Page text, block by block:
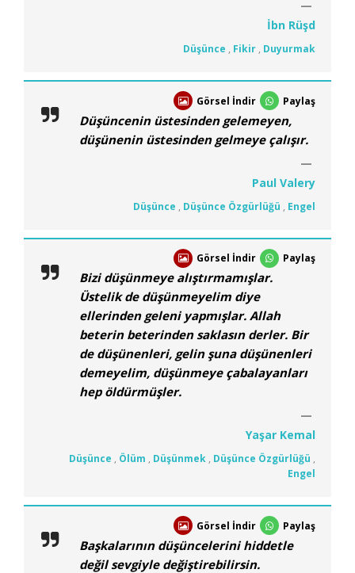
İbn Rüşd
Düşünce , Fikir , Duyurmak
Görsel İndir Paylaş
Düşüncenin üstesinden gelemeyen,
düşünenin üstesinden gelmeye çalışır.
Paul Valery
Düşünce , Düşünce Özgürlüğü , Engel
Görsel İndir Paylaş
Bizi düşünmeye alıştırmamışlar.
Üstelik de düşünmeyelim diye
ellerinden geleni yapmışlar. Allah
beterin beterinden saklasın derler. Bir
de düşünenleri, gelin şuna düşünenleri
demeyelim, düşünmeye çabalayanları
hep öldürmüşler.
Yaşar Kemal
Düşünce , Ölüm , Düşünmek , Düşünce Özgürlüğü ,
Engel
Görsel İndir Paylaş
Başkalarının düşüncelerini hiddetle
değil sevgiyle değiştirebilirsin.